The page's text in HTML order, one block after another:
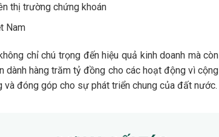
thị trường chứng khoán
Nam
chỉ chú trọng đến hiệu quả kinh doanh mà còn
dành hàng trăm tỷ đồng cho các hoạt động vì cộng
đóng góp cho sự phát triển chung của đất nước.